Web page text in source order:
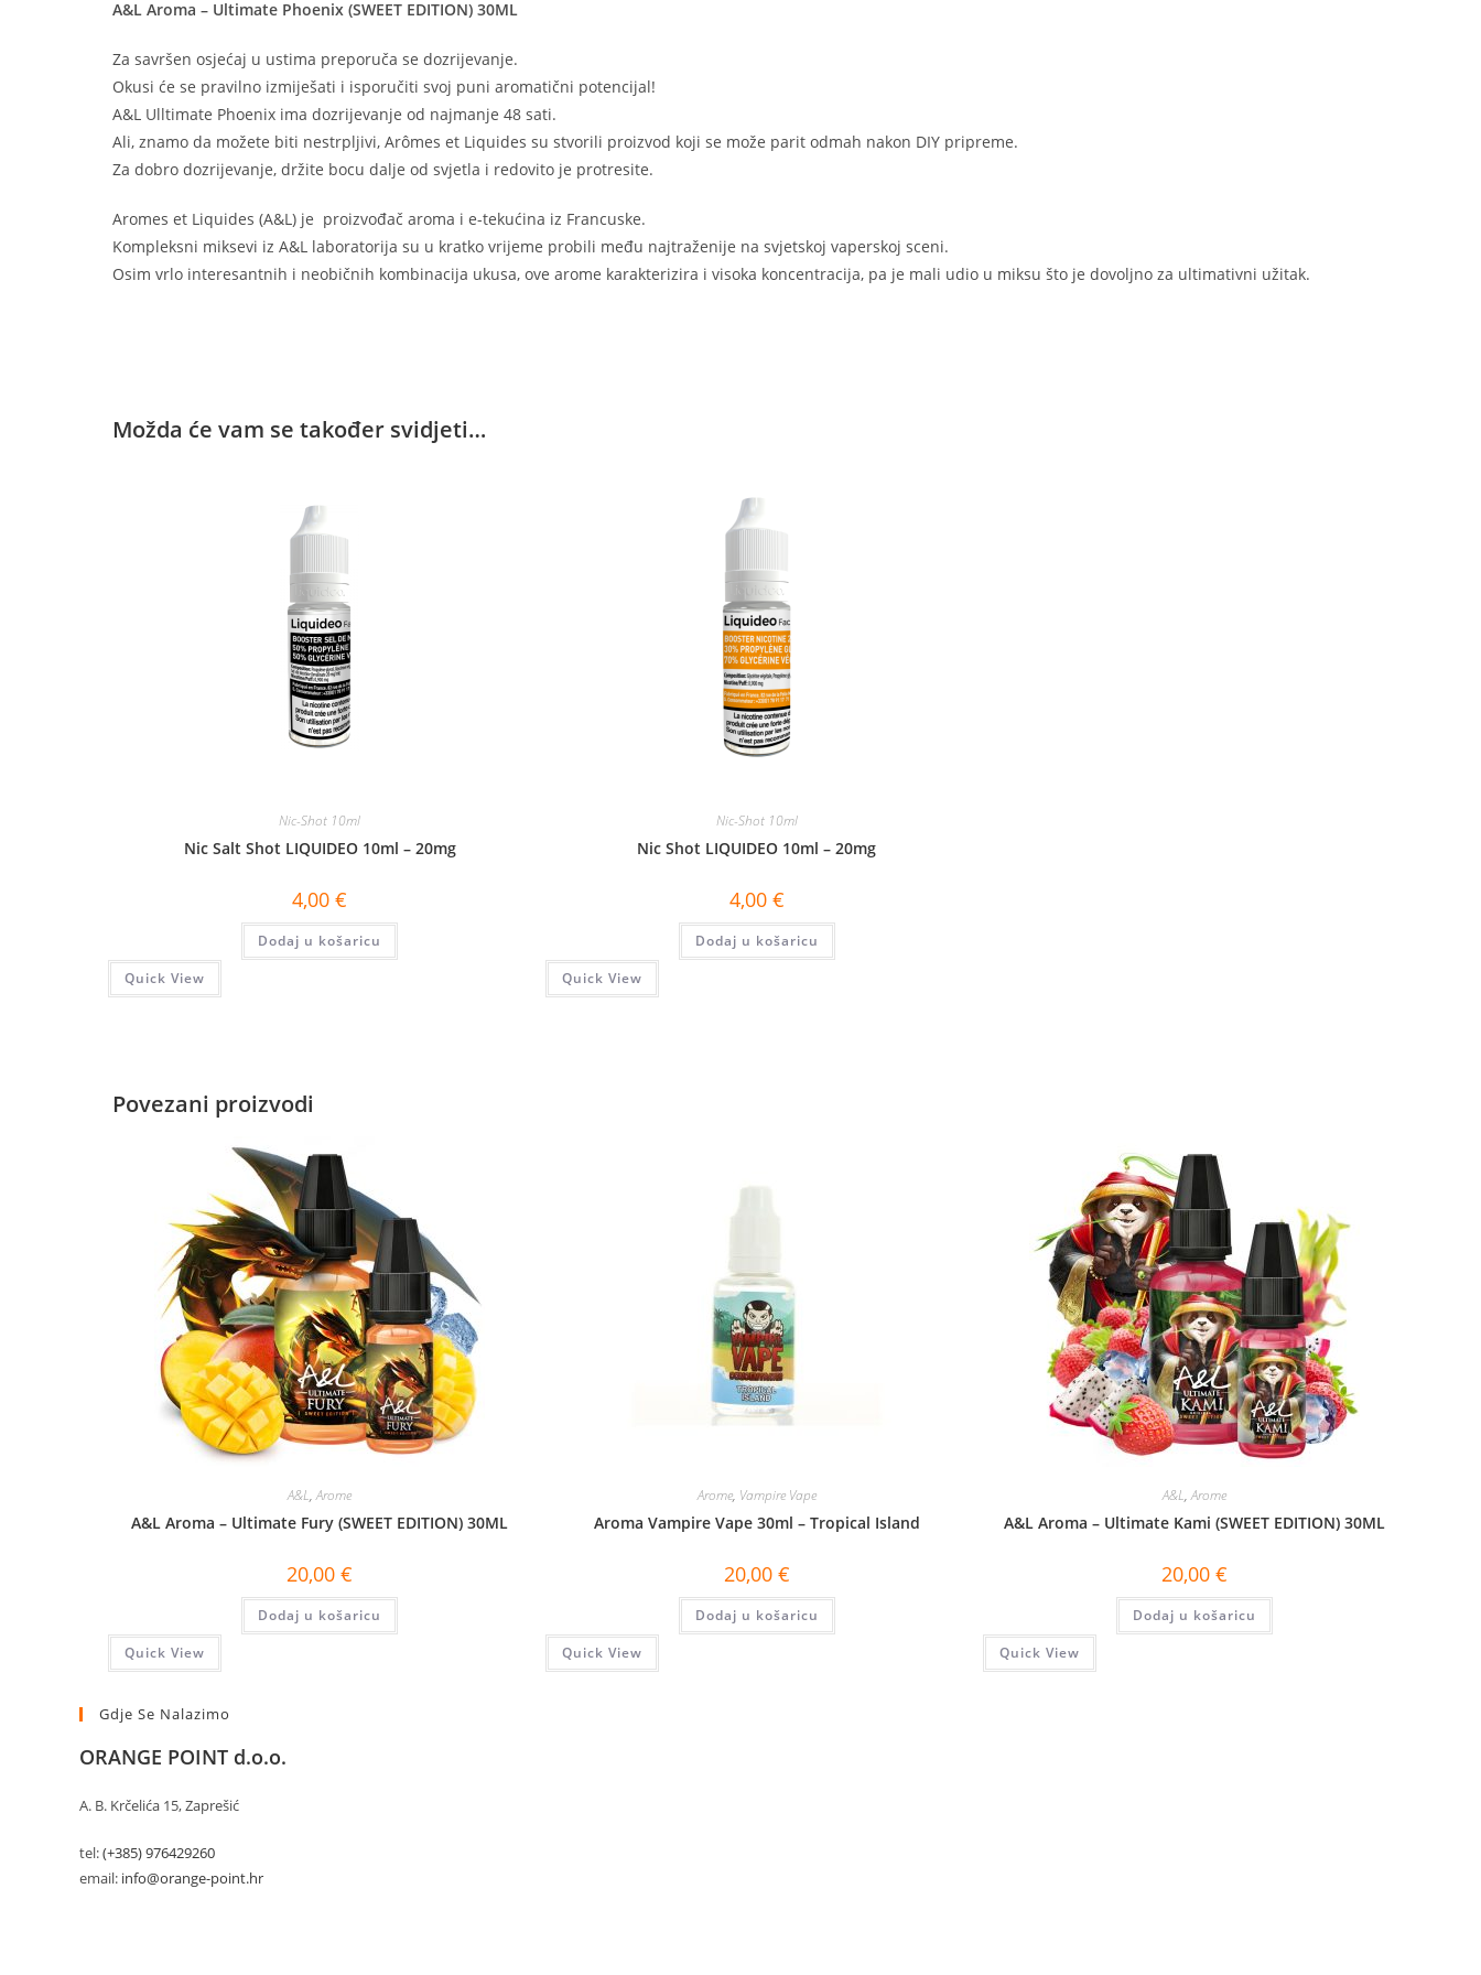
A&L Aroma – Ultimate Phoenix (SWEET EDITION) 30ML
Za savršen osjećaj u ustima preporuča se dozrijevanje.
Okusi će se pravilno izmiješati i isporučiti svoj puni aromatični potencijal!
A&L Ulltimate Phoenix ima dozrijevanje od najmanje 48 sati.
Ali, znamo da možete biti nestrpljivi, Arômes et Liquides su stvorili proizvod koji se može parit odmah nakon DIY pripreme.
Za dobro dozrijevanje, držite bocu dalje od svjetla i redovito je protresite.
Aromes et Liquides (A&L) je proizvođač aroma i e-tekućina iz Francuske.
Kompleksni miksevi iz A&L laboratorija su u kratko vrijeme probili među najtraženije na svjetskoj vaperskoj sceni.
Osim vrlo interesantnih i neobičnih kombinacija ukusa, ove arome karakterizira i visoka koncentracija, pa je mali udio u miksu što je dovoljno za ultimativni užitak.
Možda će vam se također svidjeti…
Nic-Shot 10ml
Nic Salt Shot LIQUIDEO 10ml – 20mg
4,00€
Dodaj u košaricu
Quick View
Nic-Shot 10ml
Nic Shot LIQUIDEO 10ml – 20mg
4,00 €
Dodaj u košaricu
Quick View
Povezani proizvodi
A&L,Arome
A&L Aroma – Ultimate Fury (SWEET EDITION) 30ML
20,00€
Dodaj u košaricu
Quick View
Arome, Vampire Vape
Aroma Vampire Vape 30ml – Tropical Island
20,00 €
Dodaj u košaricu
Quick View
A&L,Arome
A&L Aroma – Ultimate Kami (SWEET EDITION) 30ML
20,00 €
Dodaj u košaricu
Quick View
Gdje Se Nalazimo
ORANGE POINT d.o.o.
A. B. Krčelića 15, Zaprešić
tel:(+385) 976429260
email: info@orange-point.hr